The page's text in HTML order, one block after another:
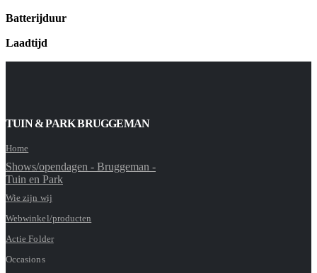
Batterijduur
Laadtijd
TUIN & PARK BRUGGEMAN
Home
Shows/opendagen - Bruggeman -
Tuin en Park
Wie zijn wij
Webwinkel/producten
Actie Folder
Occasions